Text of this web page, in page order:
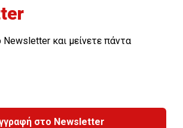
Newsletter και μείνετε πάντα
στο Newsletter